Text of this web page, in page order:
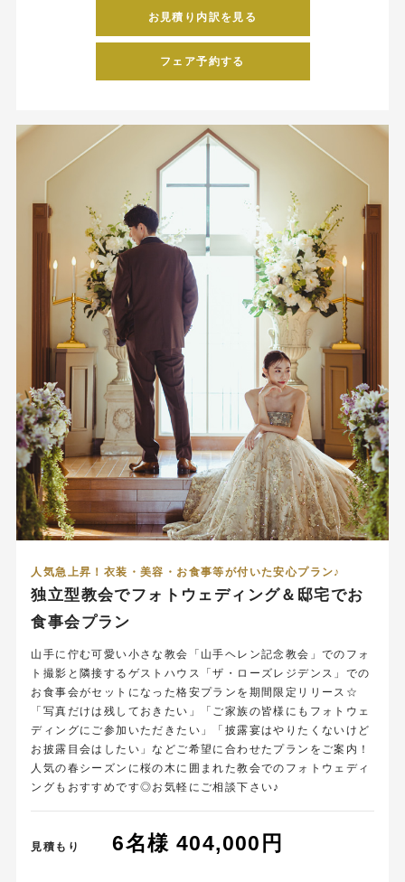
お見積り内訳を見る
フェア予約する
人気急上昇！衣装・美容・お食事等が付いた安心プラン♪
独立型教会でフォトウェディング＆邸宅でお
食事会プラン
山手に佇む可愛い小さな教会「山手ヘレン記念教会」でのフォ
ト撮影と隣接するゲストハウス「ザ・ローズレジデンス」での
お食事会がセットになった格安プランを期間限定リリース☆
「写真だけは残しておきたい」「ご家族の皆様にもフォトウェ
ディングにご参加いただきたい」「披露宴はやりたくないけど
お披露目会はしたい」などご希望に合わせたプランをご案内！
人気の春シーズンに桜の木に囲まれた教会でのフォトウェディ
ングもおすすめです◎お気軽にご相談下さい♪
見積もり 6名様 404,000円